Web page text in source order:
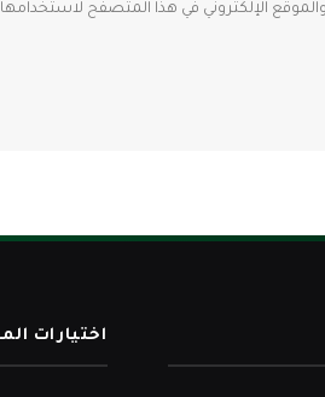
الإلكتروني في هذا المتصفح لاستخدامها
اختيارات